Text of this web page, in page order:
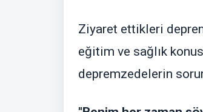
Ziyaret ettikleri
eğitim ve sağlık
depremzedelerin